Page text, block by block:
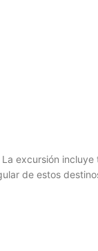
excursión
de estos